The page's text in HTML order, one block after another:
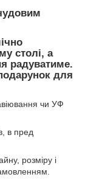
столі, а
радуватиме.
для
чи УФ
в пред
розміру і